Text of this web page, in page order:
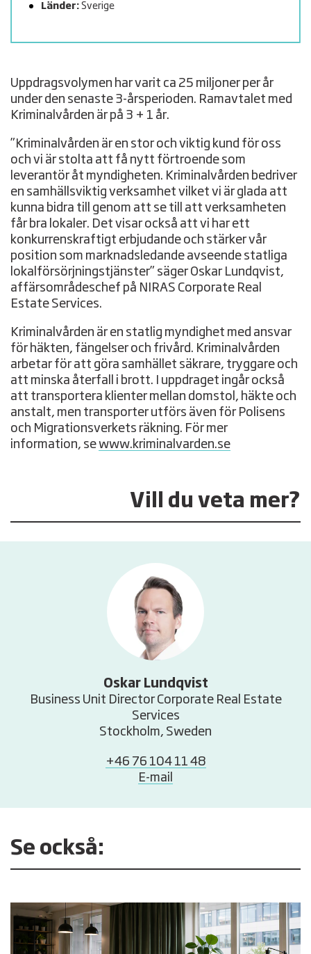
Länder: Sverige
Uppdragsvolymen har varit ca 25 miljoner per år
under den senaste 3-årsperioden. Ramavtalet med
Kriminalvården är på 3 + 1 år.
”Kriminalvården är en stor och viktig kund för oss
och vi är stolta att få nytt förtroende som
leverantör åt myndigheten. Kriminalvården bedriver
en samhällsviktig verksamhet vilket vi är glada att
kunna bidra till genom att se till att verksamheten
får bra lokaler. Det visar också att vi har ett
konkurrenskraftigt erbjudande och stärker vår
position som marknadsledande avseende statliga
lokalförsörjningstjänster” säger Oskar Lundqvist,
affärsområdeschef på NIRAS Corporate Real
Estate Services.
Kriminalvården är en statlig myndighet med ansvar
för häkten, fängelser och frivård. Kriminalvården
arbetar för att göra samhället säkrare, tryggare och
att minska återfall i brott. I uppdraget ingår också
att transportera klienter mellan domstol, häkte och
anstalt, men transporter utförs även för Polisens
och Migrationsverkets räkning. För mer
information, sewww.kriminalvarden.se
Vill du veta mer?
Oskar Lundqvist
Business Unit Director Corporate Real Estate
Services
Stockholm, Sweden
+46 76 104 11 48
E-mail
Se också: